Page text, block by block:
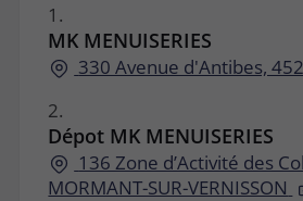
1.
MK MENUISERIES
330 Avenue d'Antibes,
2.
Dépot MK MENUISERIES
136 Zone d’Activité des
MORMANT-SUR-VERNISSON